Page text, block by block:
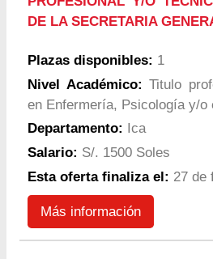
DE LA SECRETARIA
Plazas disponibles: 1
Nivel Académico: Titulo
en Enfermería, Psicología y/o
Departamento:
Ica
Salario: S/. 1500 Soles
Esta oferta finaliza el: 27 de
Más información